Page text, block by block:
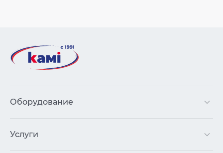
Оборудование
Услуги